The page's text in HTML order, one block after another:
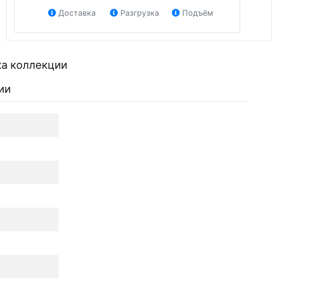
Доставка Разгрузка Подъём
коллекции